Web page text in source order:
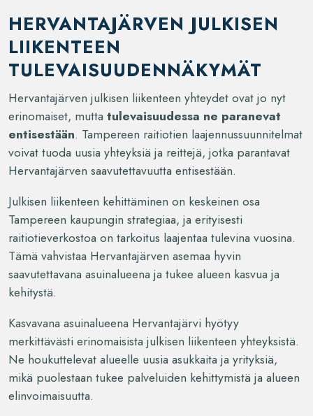
HERVANTAJÄRVEN JULKISEN
LIIKENTEEN
TULEVAISUUDENNÄKYMÄT
Hervantajärven julkisen liikenteen yhteydet ovat jo nyt
erinomaiset, mutta tulevaisuudessa ne paranevat
entisestään. Tampereen raitiotien laajennussuunnitelmat
voivat tuoda uusia yhteyksiä ja reittejä, jotka parantavat
Hervantajärven saavutettavuutta entisestään.
Julkisen liikenteen kehittäminen on keskeinen osa
Tampereen kaupungin strategiaa, ja erityisesti
raitiotieverkostoa on tarkoitus laajentaa tulevina vuosina.
Tämä vahvistaa Hervantajärven asemaa hyvin
saavutettavana asuinalueena ja tukee alueen kasvua ja
kehitystä.
Kasvavana asuinalueena Hervantajärvi hyötyy
merkittävästi erinomaisista julkisen liikenteen yhteyksistä.
Ne houkuttelevat alueelle uusia asukkaita ja yrityksiä,
mikä puolestaan tukee palveluiden kehittymistä ja alueen
elinvoimaisuutta.